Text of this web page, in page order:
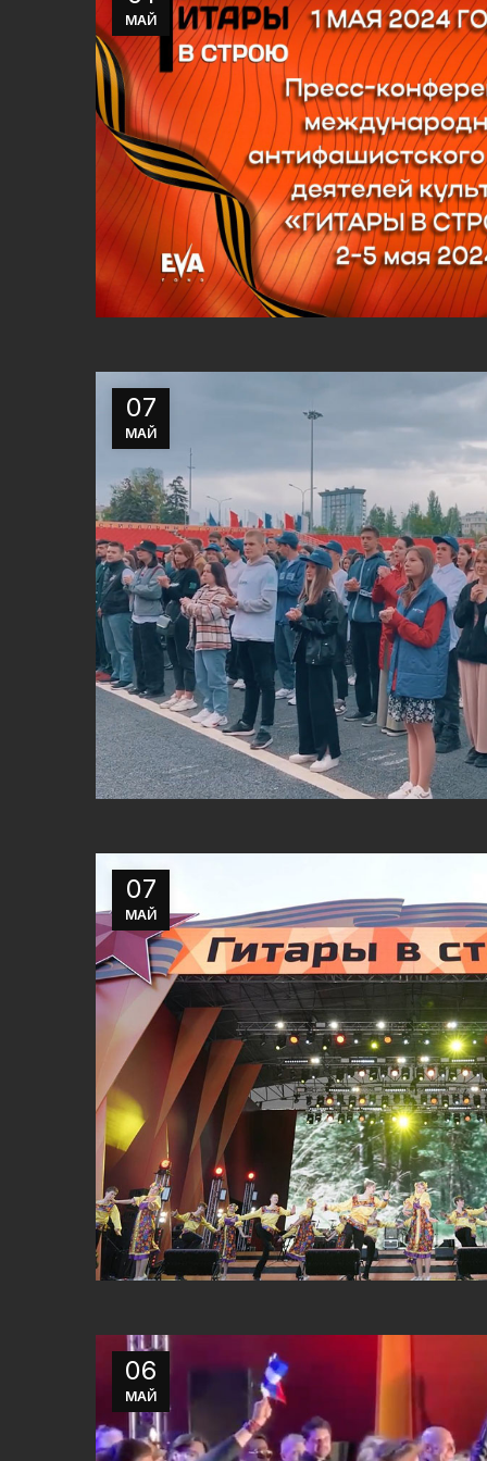
МАЙ
07
МАЙ
07
МАЙ
06
МАЙ